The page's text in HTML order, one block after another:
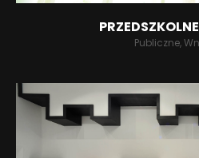
Publiczne,